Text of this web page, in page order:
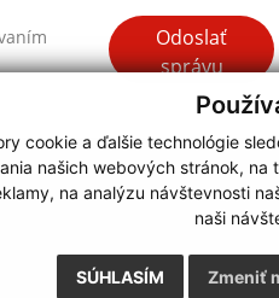
cookie a ďalšie technológie
našich webových stránok,
na analýzu návštevnosti
naši
SÚHLASÍM Zmeniť
Odoslať
správu
2,